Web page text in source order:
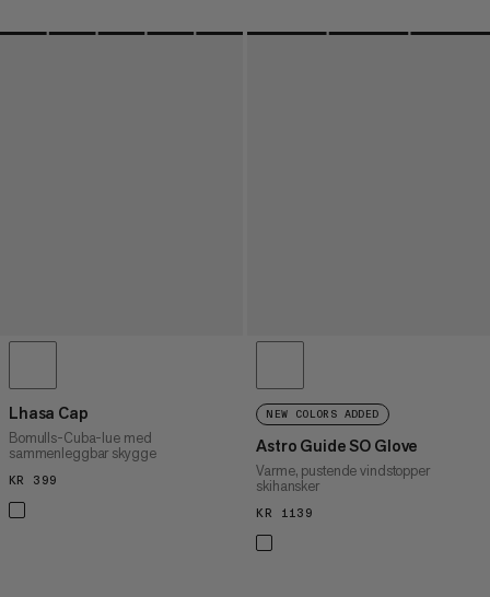
Lhasa Cap
Bomulls-Cuba-lue med
sammenleggbar skygge
KR 399
NEW COLORS ADDED
Astro Guide SO Glove
Varme, pustende vindstopper
skihansker
KR 1139